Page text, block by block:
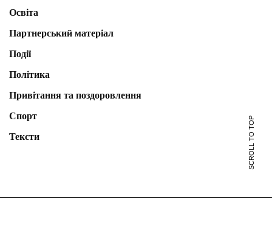
Освіта
Партнерський матеріал
Події
Політика
Привітання та поздоровлення
Спорт
Тексти
SCROLL TO TOP